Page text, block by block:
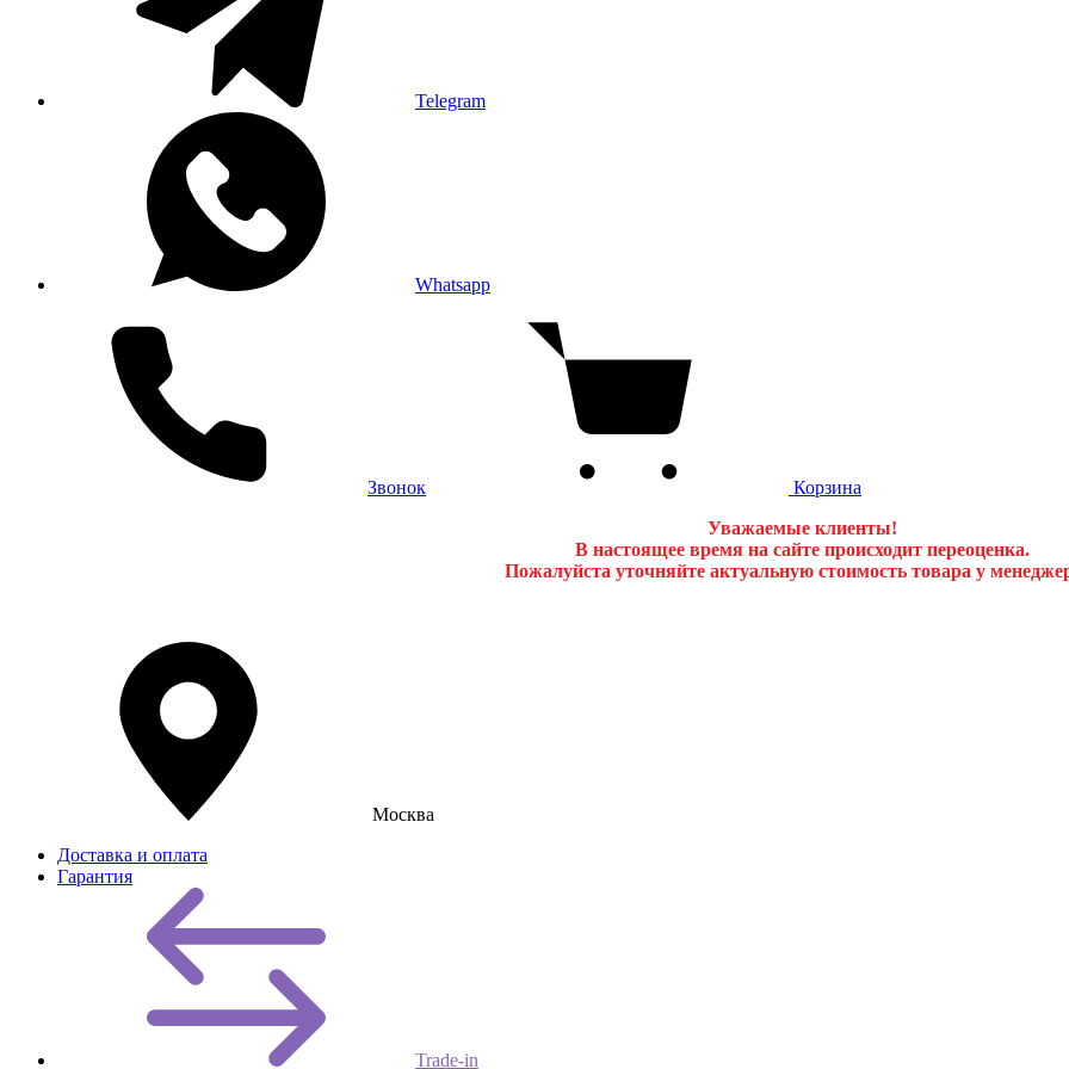
Telegram
Whatsapp
Звонок
Корзина
Уважаемые клиенты!
В настоящее время на сайте происходит переоценка.
Пожалуйста уточняйте актуальную стоимость товара у
Москва
Доставка и оплата
Гарантия
Trade-in